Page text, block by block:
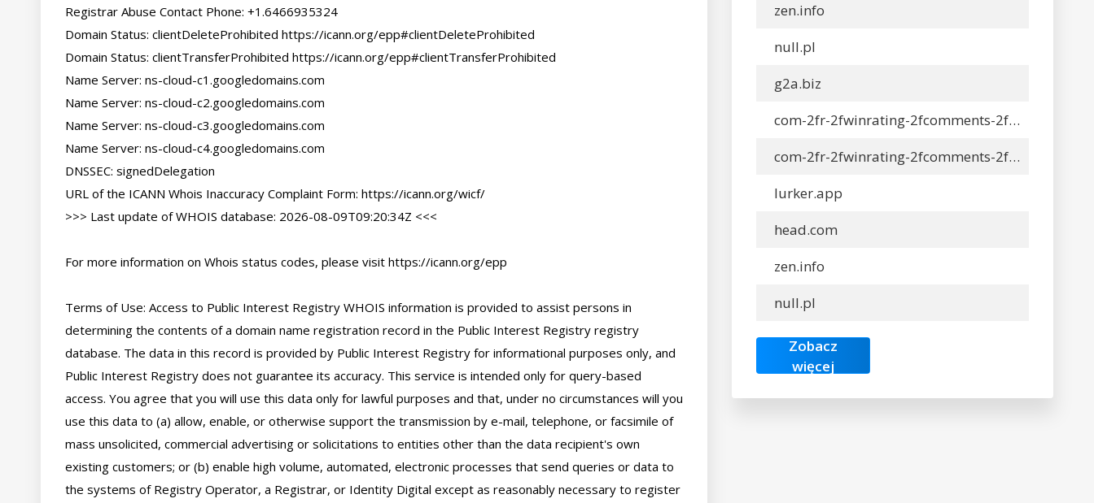
Registrar Abuse Contact Phone: +1.6466935324
Domain Status: clientDeleteProhibited https://icann.org/epp#clientDeleteProhibited
Domain Status: clientTransferProhibited https://icann.org/epp#clientTransferProhibited
Name Server: ns-cloud-c1.googledomains.com
Name Server: ns-cloud-c2.googledomains.com
Name Server: ns-cloud-c3.googledomains.com
Name Server: ns-cloud-c4.googledomains.com
DNSSEC: signedDelegation
URL of the ICANN Whois Inaccuracy Complaint Form: https://icann.org/wicf/
>>> Last update of WHOIS database: 2026-08-09T09:20:34Z <<<
For more information on Whois status codes, please visit https://icann.org/epp
Terms of Use: Access to Public Interest Registry WHOIS information is provided to assist persons in
determining the contents of a domain name registration record in the Public Interest Registry registry
database. The data in this record is provided by Public Interest Registry for informational purposes only, and
Public Interest Registry does not guarantee its accuracy. This service is intended only for query-based
access. You agree that you will use this data only for lawful purposes and that, under no circumstances will you
use this data to (a) allow, enable, or otherwise support the transmission by e-mail, telephone, or facsimile of
mass unsolicited, commercial advertising or solicitations to entities other than the data recipient's own
existing customers; or (b) enable high volume, automated, electronic processes that send queries or data to
the systems of Registry Operator, a Registrar, or Identity Digital except as reasonably necessary to register
zen.info
null.pl
g2a.biz
com-2fr-2fwinrating-2fcomments-2f1cg0eij-2f-d1-81-d0-ba-d0-b0-d1-87-d0-b0-d1-82-d1-8c-d1-81-d0-b0-d0-b9-d1-82-d1-84-d0-be-d0-bd-d0-b1-d0-b5-d1-82-d1-81-d1-82-d0-b0-d0-b2-d0-ba-d0-b8-d0-bd-d0-b0-d0-b1-d0-b5-d0-b9-d1-81-d0-b1-d0-be-d0-bb.io
com-2fr-2fwinrating-2fcomments-2f1cg0eij-2f-d1-81-d0-ba-d0-b0-d1-87-d0-b0-d1-82-d1-8c-d1-81-d0-b0-d0-b9-d1-82-d1-84-d0-be-d0-bd-d0-b1-d0-b5-d1-82-d1-81-d1-82-d0-b0-d0-b2-d0-ba-d0-b8-d0-bd-d0-b0-d0-b1-d0-b5-d0-b9-d1-81-d0-b1-d0-be-d0-bb.info
lurker.app
head.com
zen.info
null.pl
Zobacz
więcej